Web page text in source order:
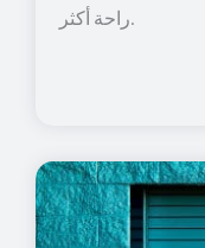
راحة أكثر.